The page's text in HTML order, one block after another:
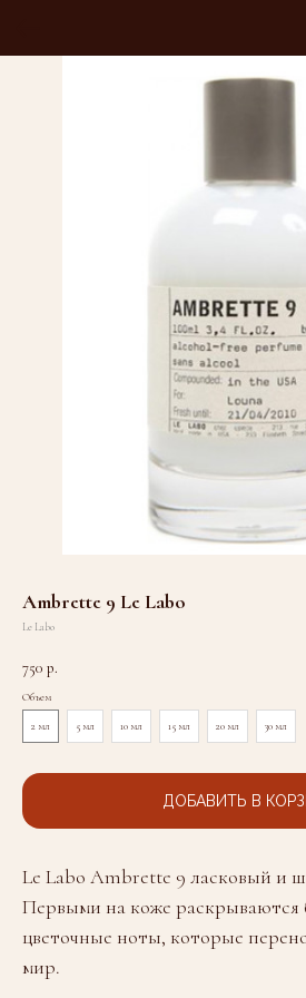
Ambrette 9 Le Labo
Le Labo
750 р.
Объем
2 мл 5 мл 10 мл 15 мл 20 мл 30 мл
ДОБАВИТЬ В
Le Labo Ambrette 9 ласковый и
Первыми на коже раскрываются
цветочные ноты, которые
мир.